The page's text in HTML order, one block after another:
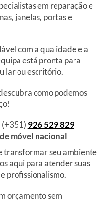
em reparação e
janelas, portas e
com a qualidade e a
está pronta para
lar ou escritório.
como podemos
(+351) 926 529 829
móvel nacional
transformar seu ambiente
aqui para atender suas
profissionalismo.
orçamento sem